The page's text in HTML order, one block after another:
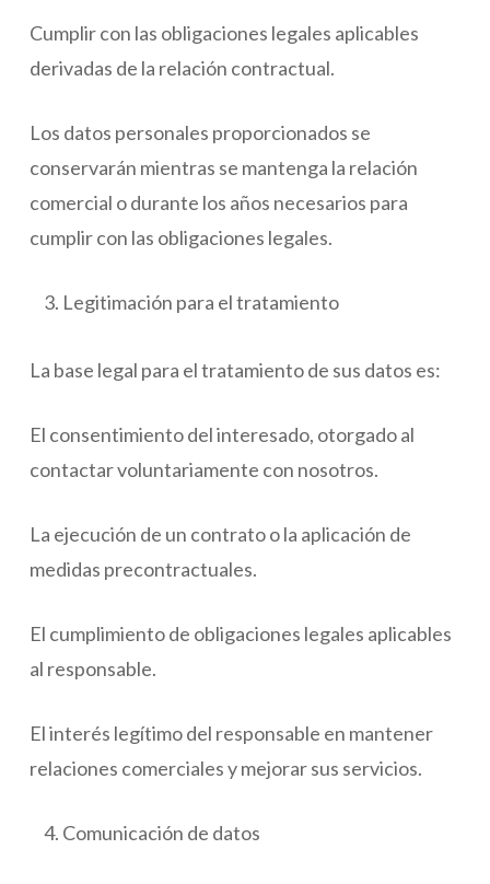
Cumplir con las obligaciones legales aplicables
derivadas de la relación contractual.
Los datos personales proporcionados se
conservarán mientras se mantenga la relación
comercial o durante los años necesarios para
cumplir con las obligaciones legales.
Legitimación para el tratamiento
La base legal para el tratamiento de sus datos es:
El consentimiento del interesado, otorgado al
contactar voluntariamente con nosotros.
La ejecución de un contrato o la aplicación de
medidas precontractuales.
El cumplimiento de obligaciones legales aplicables
al responsable.
El interés legítimo del responsable en mantener
relaciones comerciales y mejorar sus servicios.
Comunicación de datos